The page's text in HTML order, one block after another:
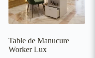
Table de Manucure
Worker Lux